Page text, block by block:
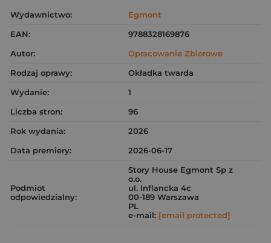
Wydawnictwo:
Egmont
EAN:
9788328169876
Autor:
Opracowanie Zbiorowe
Rodzaj oprawy:
Okładka twarda
Wydanie:
1
Liczba stron:
96
Rok wydania:
2026
Data premiery:
2026-06-17
Podmiot
odpowiedzialny:
Story House Egmont Sp z
o.o.
ul. Inflancka 4c
00-189 Warszawa
PL
e-mail: [email protected]